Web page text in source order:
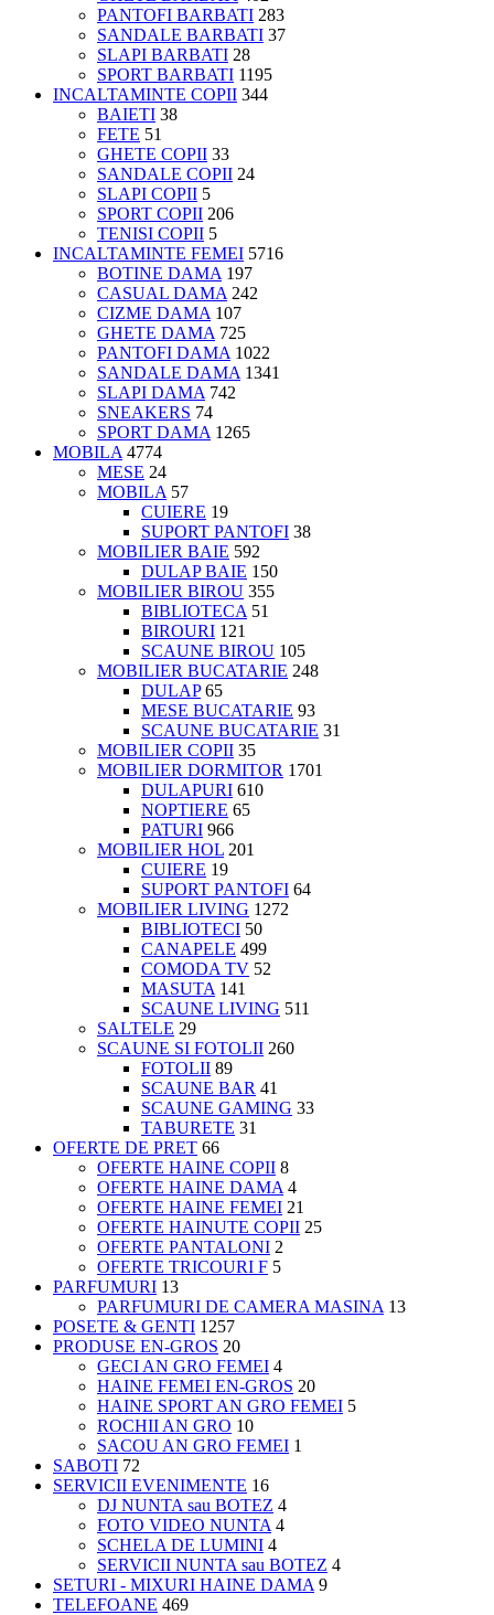
PANTOFI BARBATI 283
SANDALE BARBATI 37
SLAPI BARBATI 28
SPORT BARBATI 1195
INCALTAMINTE COPII 344
BAIETI 38
FETE 51
GHETE COPII 33
SANDALE COPII 24
SLAPI COPII 5
SPORT COPII 206
TENISI COPII 5
INCALTAMINTE FEMEI 5716
BOTINE DAMA 197
CASUAL DAMA 242
CIZME DAMA 107
GHETE DAMA 725
PANTOFI DAMA 1022
SANDALE DAMA 1341
SLAPI DAMA 742
SNEAKERS 74
SPORT DAMA 1265
MOBILA 4774
MESE 24
MOBILA 57
CUIERE 19
SUPORT PANTOFI 38
MOBILIER BAIE 592
DULAP BAIE 150
MOBILIER BIROU 355
BIBLIOTECA 51
BIROURI 121
SCAUNE BIROU 105
MOBILIER BUCATARIE 248
DULAP 65
MESE BUCATARIE 93
SCAUNE BUCATARIE 31
MOBILIER COPII 35
MOBILIER DORMITOR 1701
DULAPURI 610
NOPTIERE 65
PATURI 966
MOBILIER HOL 201
CUIERE 19
SUPORT PANTOFI 64
MOBILIER LIVING 1272
BIBLIOTECI 50
CANAPELE 499
COMODA TV 52
MASUTA 141
SCAUNE LIVING 511
SALTELE 29
SCAUNE SI FOTOLII 260
FOTOLII 89
SCAUNE BAR 41
SCAUNE GAMING 33
TABURETE 31
OFERTE DE PRET 66
OFERTE HAINE COPII 8
OFERTE HAINE DAMA 4
OFERTE HAINE FEMEI 21
OFERTE HAINUTE COPII 25
OFERTE PANTALONI 2
OFERTE TRICOURI F 5
PARFUMURI 13
PARFUMURI DE CAMERA MASINA 13
POSETE & GENTI 1257
PRODUSE EN-GROS 20
GECI AN GRO FEMEI 4
HAINE FEMEI EN-GROS 20
HAINE SPORT AN GRO FEMEI 5
ROCHII AN GRO 10
SACOU AN GRO FEMEI 1
SABOTI 72
SERVICII EVENIMENTE 16
DJ NUNTA sau BOTEZ 4
FOTO VIDEO NUNTA 4
SCHELA DE LUMINI 4
SERVICII NUNTA sau BOTEZ 4
SETURI - MIXURI HAINE DAMA 9
TELEFOANE 469